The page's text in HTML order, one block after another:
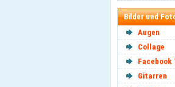
Bilder und
Augen
Collage
Gitarren